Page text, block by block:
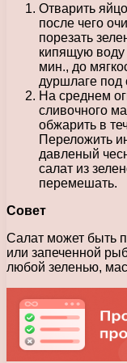
Отварить
после чего
порезать
кипящую воду
мин., до
дуршлаге под
На среднем
сливочного
обжарить в
Переложить
давленый
салат из
перемешать.
Совет
Салат может быть
или запеченной
любой зеленью,